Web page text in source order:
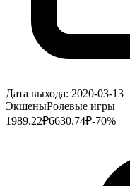
Дата выхода: 2020-03-13
ЭкшеныРолевые игры
1989.22₽6630.74₽-70%